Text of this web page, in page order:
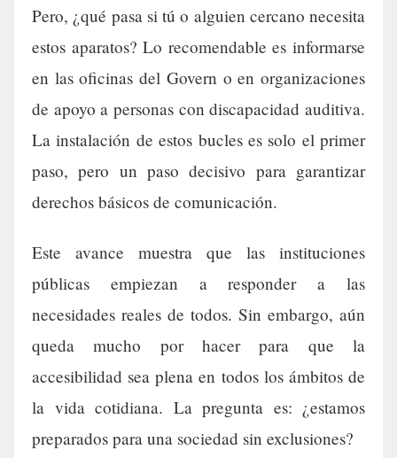
Pero, ¿qué pasa si tú o alguien cercano necesita
estos aparatos? Lo recomendable es informarse
en las oficinas del Govern o en organizaciones
de apoyo a personas con discapacidad auditiva.
La instalación de estos bucles es solo el primer
paso, pero un paso decisivo para garantizar
derechos básicos de comunicación.
Este avance muestra que las instituciones
públicas empiezan a responder a las
necesidades reales de todos. Sin embargo, aún
queda mucho por hacer para que la
accesibilidad sea plena en todos los ámbitos de
la vida cotidiana. La pregunta es: ¿estamos
preparados para una sociedad sin exclusiones?